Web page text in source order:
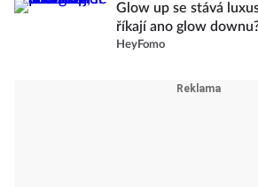
Glow up se stává
říkají ano glow
HeyFomo